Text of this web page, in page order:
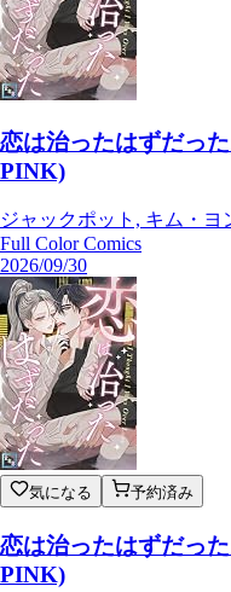
恋は治ったはずだっ
PINK)
ジャックポット, キム・ヨ
Full Color Comics
2026/09/30
気になる 予約済み
恋は治ったはずだっ
PINK)